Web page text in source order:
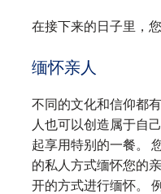
在接下来的日子里，
缅怀亲人
不同的文化和信仰都
人也可以创造属于自
起享用特别的一餐。
的私人方式缅怀您的
开的方式进行缅怀。